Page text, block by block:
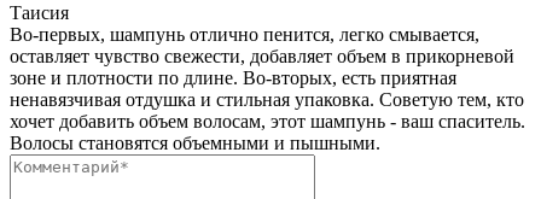
Таисия
Во-первых, шампунь отлично пенится, легко смывается,
оставляет чувство свежести, добавляет объем в прикорневой
зоне и плотности по длине. Во-вторых, есть приятная
ненавязчивая отдушка и стильная упаковка. Советую тем, кто
хочет добавить объем волосам, этот шампунь - ваш спаситель.
Волосы становятся объемными и пышными.